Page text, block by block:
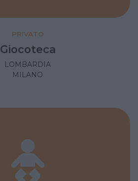
PRIVATO
Giocoteca
LOMBARDIA
MILANO